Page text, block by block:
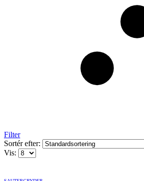
Filter
Sortér efter:
Vis: